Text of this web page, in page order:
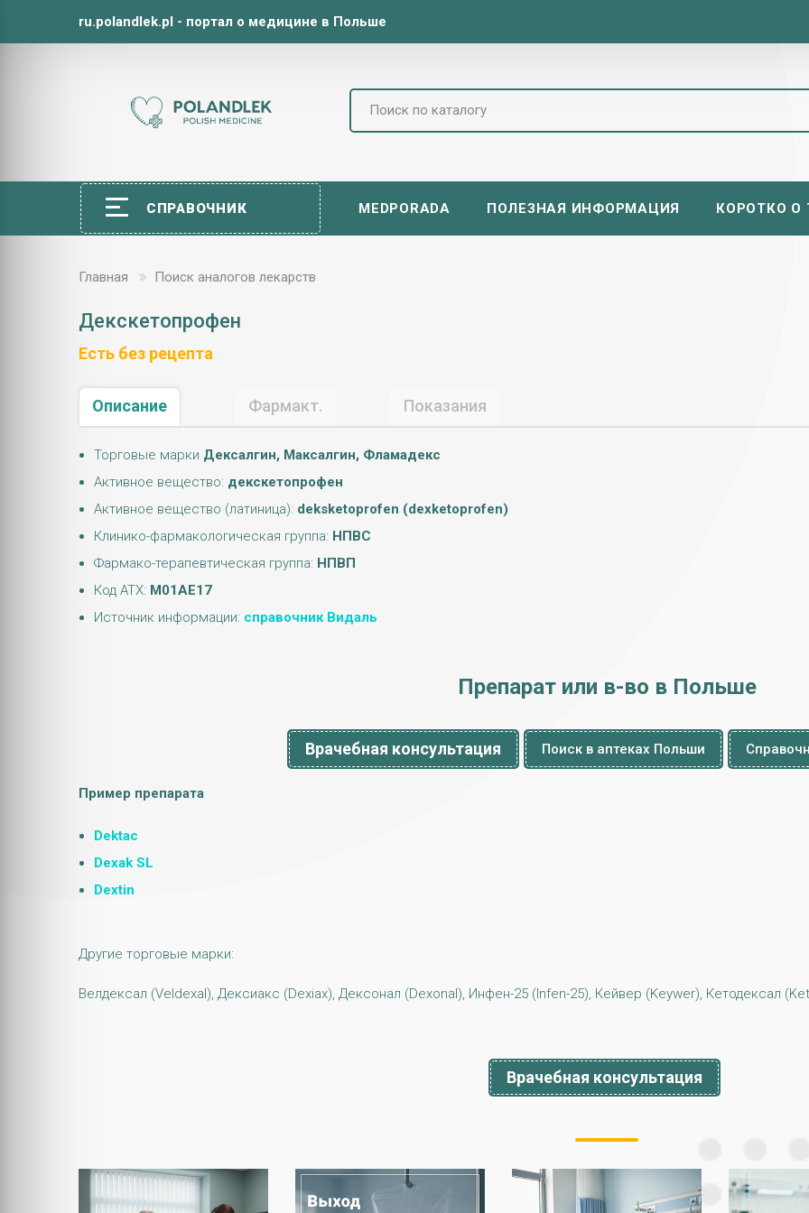
ru.polandlek.pl - портал о медицине в Польше
СПРАВОЧНИК MEDPORADA ПОЛЕЗНАЯ ИНФОРМАЦИЯ КОРОТКО О
Главная Поиск аналогов лекарств
Декскетопрофен
Есть без рецепта
Описание Фармакт. Показания
Торговые марки Дексалгин, Максалгин, Фламадекс
Активное вещество: декскетопрофен
Активное вещество (латиница): deksketoprofen (dexketoprofen)
Клинико-фармакологическая группа: НПВС
Фармако-терапевтическая группа: НПВП
Код АТХ: M01AE17
Источник информации: справочник Видаль
Препарат или в-во в Польше
Врачебная консультация Поиск в аптеках Польши
Пример препарата
Dektac
Dexak SL
Dextin
Другие торговые марки:
Велдексал (Veldexal), Дексиакс (Dexiax), Дексонал (Dexonal), Инфен-25 (Infen-25), Кейвер (Keywer), Кетодексал
Врачебная консультация